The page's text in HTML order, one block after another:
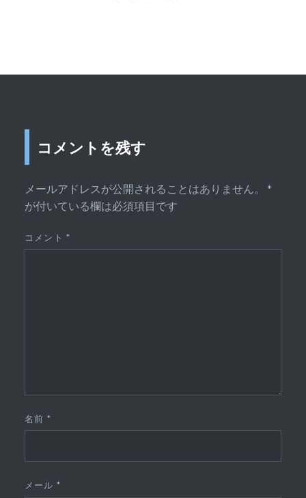
ン
コメントを残す
メールアドレスが公開されることはありません。
*
が付いている欄は必須項目です
コメント*
名前 *
メール*